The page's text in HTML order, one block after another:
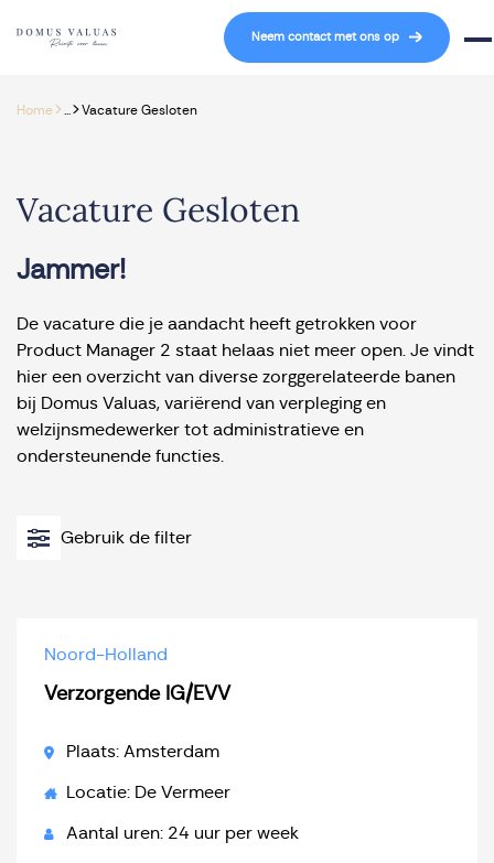
Navigatie overslaan
Neem contact met ons op
Home> >Vacature Gesloten
Vacature Gesloten
Jammer!
De vacature die je aandacht heeft getrokken voor
Product Manager 2 staat helaas niet meer open. Je vindt
hier een overzicht van diverse zorggerelateerde banen
bij Domus Valuas, variërend van verpleging en
welzijnsmedewerker tot administratieve en
ondersteunende functies.
Gebruik de filter
Noord-Holland
Verzorgende IG/EVV
Plaats: Amsterdam
Locatie: De Vermeer
Aantal uren: 24 uur per week